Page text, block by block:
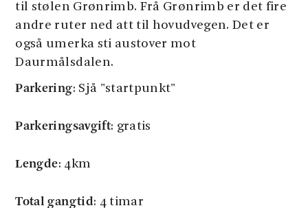
til stølen Grønrimb. Frå Grønrimb er det fire
andre ruter ned att til hovudvegen. Det er
også umerka sti austover mot
Daurmålsdalen.
Parkering: Sjå "startpunkt"
Parkeringsavgift: gratis
Lengde: 4km
Total gangtid: 4 timar